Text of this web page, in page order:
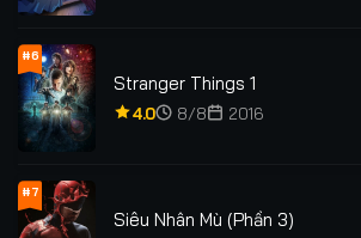
#6
Stranger Things 1
4.0 8/8 2016
#7
Siêu Nhân Mù (Phần 3)